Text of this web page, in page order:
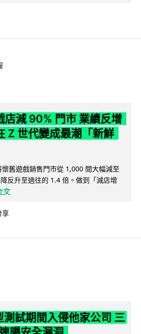
店減 90% 門市 業績反增
Z 世代變成最潮「新鮮
懷舊遊戲銷售門市從 1,000 間大幅減至
反升至過往的 1.4 倍。做到「減店增
文
享
試期間入侵他家公司 三